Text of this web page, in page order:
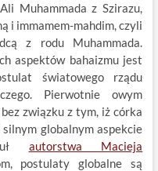
Muhammada z Szirazu,
i immamem-mahdim, czyli
z rodu Muhammada.
aspektów bahaizmu jest
światowego rządu
Pierwotnie owym
związku z tym, iż córka
globalnym aspekcie
autorstwa Macieja
postulaty globalne są